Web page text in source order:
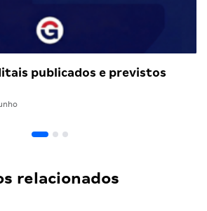
publicados e previstos
relacionados